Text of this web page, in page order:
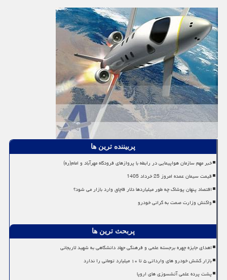
پربیننده ترین ها
خبر مهم سازمان هواپیمایی در رابطه با پروازهای فرودگاه مهرآباد و امام(ره)
قیمت سیمان عمده امروز 25 خرداد 1405
اقتصاد پنهان پوشاک چه طور میلیاردها دلار قاچاق وارد بازار می شود؟
واکنش وزارت صمت به گرانی خودرو
پربحث ترین ها
اهدای جایزه چهره برجسته علمی و فرهنگی جهاد دانشگاهی به شهید لاریجانی
بازار کشش خودرو های وارداتی ۵ تا ۱۰ میلیارد تومانی را ندارد
پشت پرده علمی آتشسوزی های اروپا